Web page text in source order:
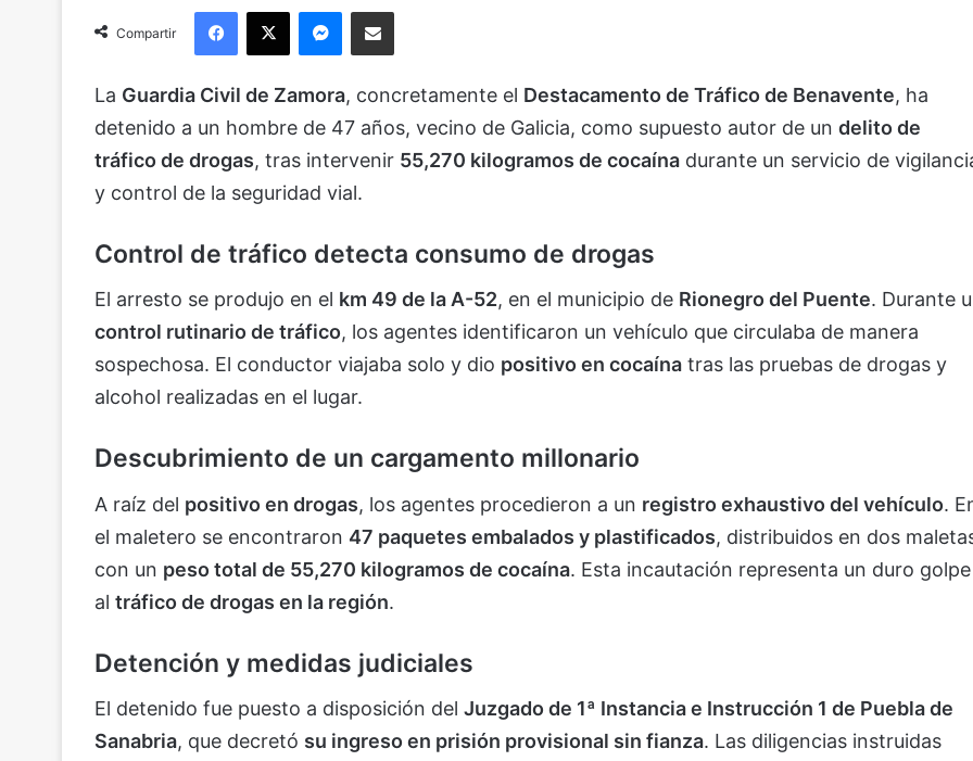
Compartir
Facebook
X Messenger
Compartir via Email
La Guardia Civil de Zamora, concretamente el Destacamento de Tráfico de Benavente, ha
detenido a un hombre de 47 años, vecino de Galicia, como supuesto autor de un delito de
tráfico de drogas, tras intervenir 55,270 kilogramos de cocaína durante un servicio de
y control de la seguridad vial.
Control de tráfico detecta consumo de drogas
El arresto se produjo en el km 49 de la A-52, en el municipio de Rionegro del Puente. Durante
control rutinario de tráfico, los agentes identificaron un vehículo que circulaba de manera
sospechosa. El conductor viajaba solo y dio positivo en cocaína tras las pruebas de drogas y
alcohol realizadas en el lugar.
Descubrimiento de un cargamento millonario
A raíz del positivo en drogas, los agentes procedieron a un registro exhaustivo del vehículo.
el maletero se encontraron 47 paquetes embalados y plastificados, distribuidos en dos
con un peso total de 55,270 kilogramos de cocaína. Esta incautación representa un duro golpe
al tráfico de drogas en la región.
Detención y medidas judiciales
El detenido fue puesto a disposición del Juzgado de 1ª Instancia e Instrucción 1 de Puebla de
Sanabria, que decretó su ingreso en prisión provisional sin fianza. Las diligencias instruidas